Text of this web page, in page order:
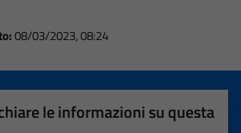
08/03/2023, 08:24
le informazioni su questa